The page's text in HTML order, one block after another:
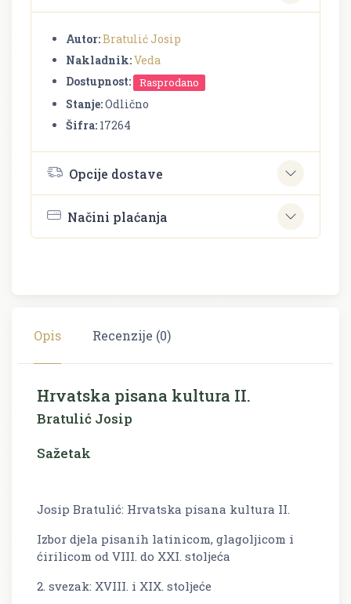
Autor:Bratulić Josip
Nakladnik:Veda
Dostupnost:
Rasprodano
Stanje:Odlično
Šifra: 17264
Opcije dostave
Načini plaćanja
Opis Recenzije (0)
Hrvatska pisana kultura II.
Bratulić Josip
Sažetak
Josip Bratulić: Hrvatska pisana kultura II.
Izbor djela pisanih latinicom, glagoljicom i
ćirilicom od VIII. do XXI. stoljeća
2. svezak: XVIII. i XIX. stoljeće